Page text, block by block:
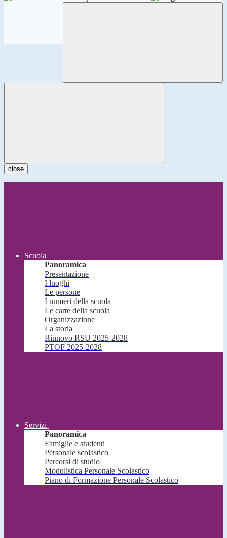
close
Scuola
Panoramica
Presentazione
I luoghi
Le persone
I numeri della scuola
Le carte della scuola
Organizzazione
La storia
Rinnovo RSU 2025-2028
PTOF 2025-2028
Servizi
Panoramica
Famiglie e studenti
Personale scolastico
Percorsi di studio
Modulistica Personale Scolastico
Piano di Formazione Personale Scolastico